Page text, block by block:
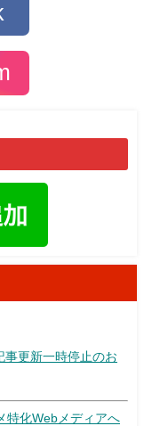
更新一時停止のお
特化Webメディアへ